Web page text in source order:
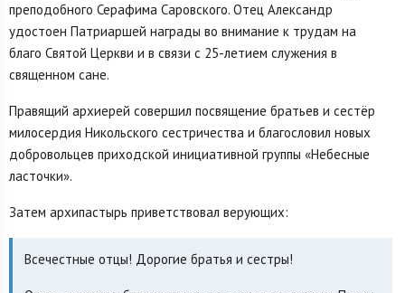
преподобного Серафима Саровского. Отец Александр
удостоен Патриаршей награды во внимание к трудам на
благо Святой Церкви и в связи с 25-летием служения в
священном сане.
Правящий архиерей совершил посвящение братьев и сестёр
милосердия Никольского сестричества и благословил новых
добровольцев приходской инициативной группы «Небесные
ласточки».
Затем архипастырь приветствовал верующих:
Всечестные отцы! Дорогие братья и сестры!